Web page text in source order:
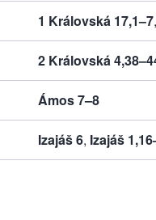
1 Královská 17,1–7,
2 Královská
Ámos 7–8
Izajáš 6, Izajáš